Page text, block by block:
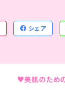
シェア
♥美肌のため